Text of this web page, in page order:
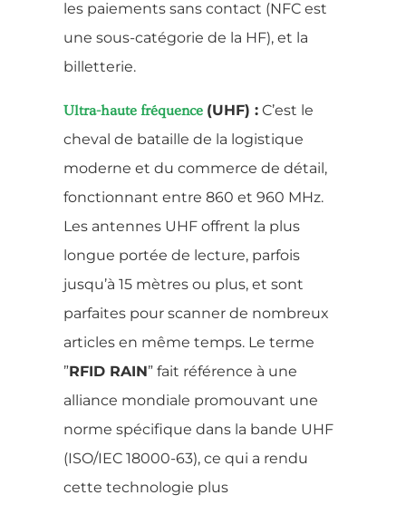
les paiements sans contact (NFC est
une sous-catégorie de la HF), et la
billetterie.
Ultra-haute fréquence (UHF) : C’est le
cheval de bataille de la logistique
moderne et du commerce de détail,
fonctionnant entre 860 et 960 MHz.
Les antennes UHF offrent la plus
longue portée de lecture, parfois
jusqu’à 15 mètres ou plus, et sont
parfaites pour scanner de nombreux
articles en même temps. Le terme
”RFID RAIN” fait référence à une
alliance mondiale promouvant une
norme spécifique dans la bande UHF
(ISO/IEC 18000-63), ce qui a rendu
cette technologie plus